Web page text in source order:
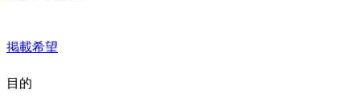
掲載希望
目的